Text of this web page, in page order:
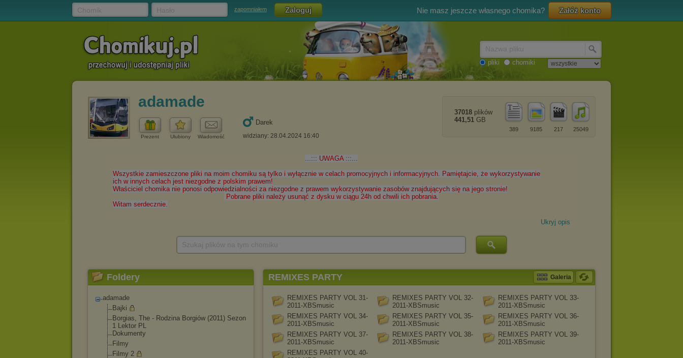
zapomniałem Nie masz jeszcze własnego chomika? Załóż konto
pliki chomiki
adamade
Prezent Ulubiony Wiadomość
Darek
widziany: 28.04.2024 16:40
25049
217
9185
389
37018 plików
441,51 GB
Ukryj opis
Foldery
adamade
Bajki
Borgias, The - Rodzina Borgiów (2011) Sezon
1 Lektor PL
Dokumenty
Filmy
Filmy 2
REMIXES PARTY Galeria
REMIXES PARTY VOL 31-
2011-XBSmusic
REMIXES PARTY VOL 32-
2011-XBSmusic
REMIXES PARTY VOL 33-
2011-XBSmusic
REMIXES PARTY VOL 34-
2011-XBSmusic
REMIXES PARTY VOL 35-
2011-XBSmusic
REMIXES PARTY VOL 36-
2011-XBSmusic
REMIXES PARTY VOL 37-
2011-XBSmusic
REMIXES PARTY VOL 38-
2011-XBSmusic
REMIXES PARTY VOL 39-
2011-XBSmusic
REMIXES PARTY VOL 40-